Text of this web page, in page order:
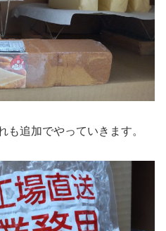
も追加でやっていきます。